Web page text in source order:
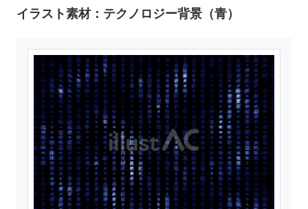
イラスト素材：テクノロジー背景（青）